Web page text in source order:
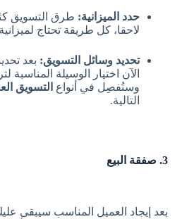
حدد الميزانية: طرق التسويق
لاحقا، كل طريقة تحتاج
تحديد وسائل التسويق: بعد
الآن اختيار الوسيلة المناسبة
وسنُفصِل في أنواع التسويق
التالية.
3. صفقة البيع
بعد إيجاد العميل المناسب سيبقى